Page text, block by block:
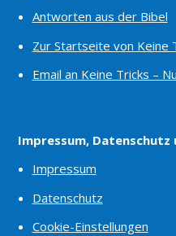
Antworten aus der Bibel
Zur Startseite von Keine
Email an Keine Tricks –
Impressum,
Impressum
Datenschutz
Cookie-Einstellungen